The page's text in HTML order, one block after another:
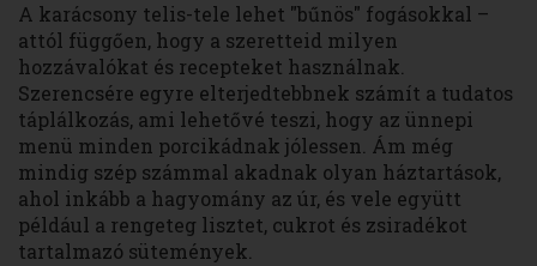
A karácsony telis-tele lehet "bűnös" fogásokkal –
attól függően, hogy a szeretteid milyen
hozzávalókat és recepteket használnak.
Szerencsére egyre elterjedtebbnek számít a tudatos
táplálkozás, ami lehetővé teszi, hogy az ünnepi
menü minden porcikádnak jólessen. Ám még
mindig szép számmal akadnak olyan háztartások,
ahol inkább a hagyomány az úr, és vele együtt
például a rengeteg lisztet, cukrot és zsiradékot
tartalmazó sütemények.